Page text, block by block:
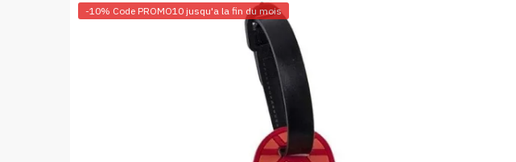
-10% Code PROMO10 jusqu'a la fin du mois